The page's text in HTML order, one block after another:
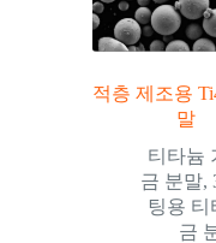
적층 제조용
말
티타늄
금 분말,
팅용 티
금